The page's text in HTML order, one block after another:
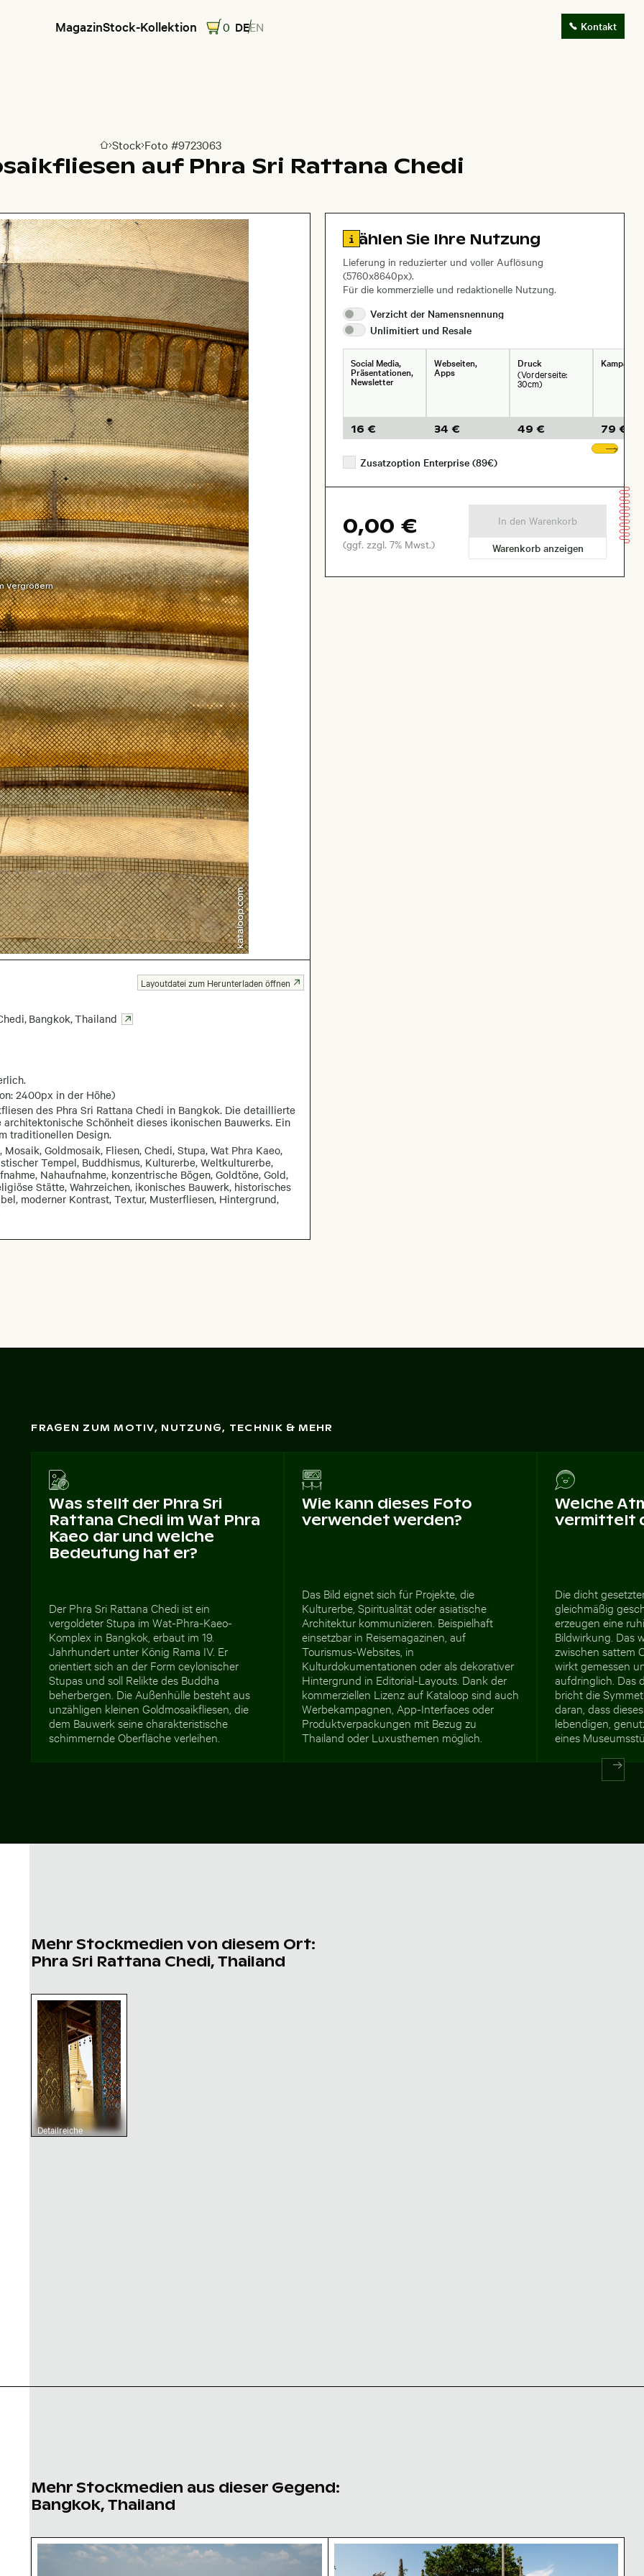
MagazinStock-Kollektion 0 DEEN Kontakt
Zur Homepage
Stock Foto #9723063
auf Phra Sri Rattana Chedi
Vergrößern
, Bangkok,Thailand
2400px in der Höhe)
des Phra Sri Rattana Chedi in Bangkok. Die detaillierte
Schönheit dieses ikonischen Bauwerks. Ein
traditionellen Design.
Goldmosaik, Fliesen, Chedi, Stupa, Wat Phra Kaeo,
Tempel, Buddhismus, Kulturerbe, Weltkulturerbe,
Nahaufnahme, konzentrische Bögen, Goldtöne, Gold,
Stätte, Wahrzeichen, ikonisches Bauwerk, historisches
moderner Kontrast, Textur, Musterfliesen, Hintergrund,
Layoutdatei zum Herunterladen öffnen
Zu den Lizenzinformationen springen
Wählen Sie Ihre Nutzung
Lieferung in reduzierter und voller Auflösung
(5760x8640px).
Für die kommerzielle und redaktionelle Nutzung.
Verzicht der Namensnennung
Unlimitiert und Resale
Social Media,
Präsentationen,
Newsletter
16 €
Webseiten,
Apps
34 €
Druck
(Vorderseite:
30cm)
49 €
79 €
Zusatzoption Enterprise (89€)
0,00 €
(ggf. zzgl. 7% Mwst.)
In den Warenkorb
Warenkorb anzeigen
FRAGEN ZUM MOTIV, NUTZUNG, TECHNIK & MEHR
Was stellt der Phra Sri
Rattana Chedi im Wat Phra
Kaeo dar und welche
Bedeutung hat er?
Der Phra Sri Rattana Chedi ist ein
vergoldeter Stupa im Wat-Phra-Kaeo-
Komplex in Bangkok, erbaut im 19.
Jahrhundert unter König Rama IV. Er
orientiert sich an der Form ceylonischer
Stupas und soll Relikte des Buddha
beherbergen. Die Außenhülle besteht aus
unzähligen kleinen Goldmosaikfliesen, die
dem Bauwerk seine charakteristische
schimmernde Oberfläche verleihen.
Wie kann dieses Foto
verwendet werden?
Das Bild eignet sich für Projekte, die
Kulturerbe, Spiritualität oder asiatische
Architektur kommunizieren. Beispielhaft
einsetzbar in Reisemagazinen, auf
Tourismus-Websites, in
Kulturdokumentationen oder als dekorativer
Hintergrund in Editorial-Layouts. Dank der
kommerziellen Lizenz auf Kataloop sind auch
Werbekampagnen, App-Interfaces oder
Produktverpackungen mit Bezug zu
Thailand oder Luxusthemen möglich.
Welche
vermittelt
Die dicht
gleichmäßig
erzeugen eine
Bildwirkung. Das
zwischen sattem
wirkt gemessen
aufdringlich. Das
bricht die
daran, dass
lebendigen,
eines
Mehr Stockmedien von diesem Ort:
Phra Sri Rattana Chedi, Thailand
Detailreiche Tempellaterne mit goldenem Stupa
Detailreiche
Tempellaterne mit
Mehr Stockmedien aus dieser Gegend:
Bangkok, Thailand
Luftaufnahme des Makkasan-Kreuzes in BangkokBuddha-Statuen im Wat Yai Chai Mongkol Tempel